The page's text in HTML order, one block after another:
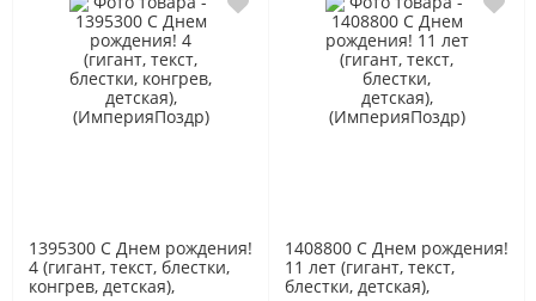
1395300 С Днем рождения!
4 (гигант, текст, блестки,
конгрев, детская),
1408800 С Днем рождения!
11 лет (гигант, текст,
блестки, детская),